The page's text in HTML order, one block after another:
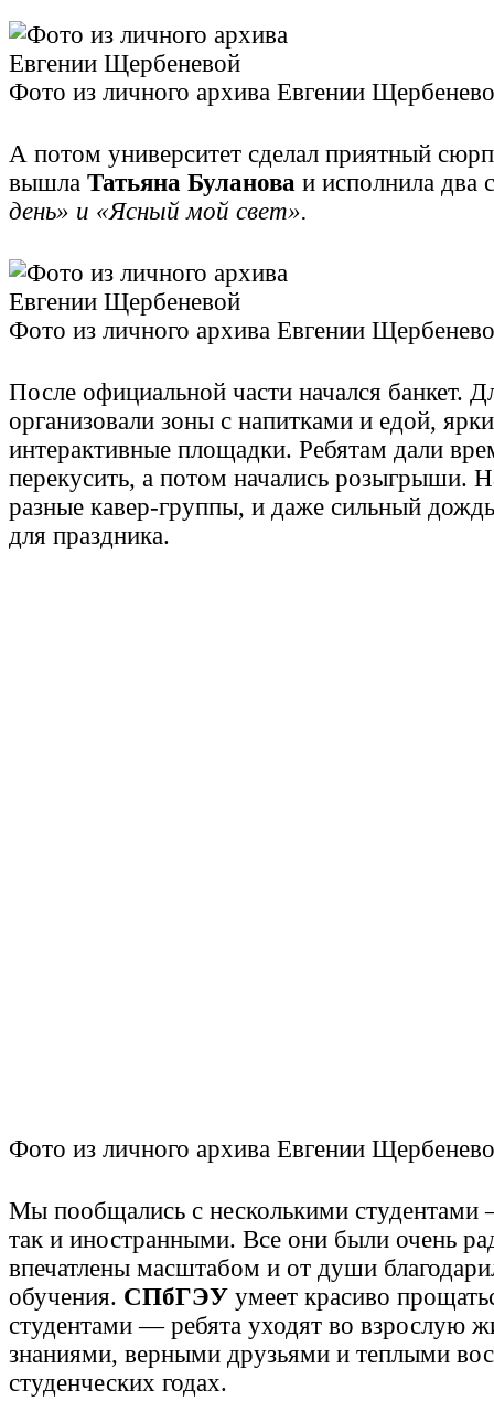
Фото из личного архива Евгении
А потом университет сделал приятный
вышла Татьяна Буланова и исполнила два
день» и «Ясный мой свет».
Фото из личного архива Евгении
После официальной части начался банкет.
организовали зоны с напитками и едой,
интерактивные площадки. Ребятам дали
перекусить, а потом начались розыгрыши.
разные кавер-группы, и даже сильный
для праздника.
Фото из личного архива Евгении
Мы пообщались с несколькими студентами
так и иностранными. Все они были очень
впечатлены масштабом и от души
обучения. СПбГЭУ умеет красиво
студентами — ребята уходят во взрослую
знаниями, верными друзьями и теплыми
студенческих годах.